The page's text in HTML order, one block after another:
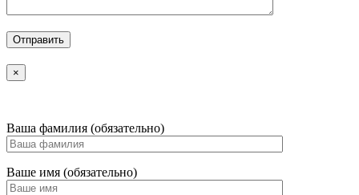
×
Ваша фамилия (обязательно)
Ваше имя (обязательно)